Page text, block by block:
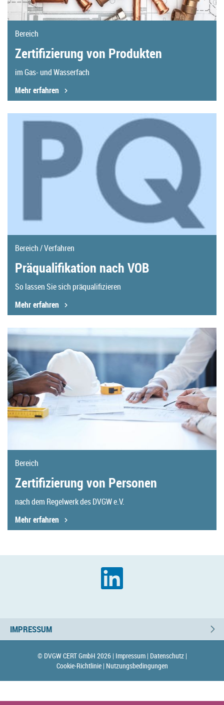
Bereich
Zertifizierung von Produkten
im Gas- und Wasserfach
Mehr erfahren
Bereich / Verfahren
Präqualifikation nach VOB
So lassen Sie sich präqualifizieren
Mehr erfahren
Bereich
Zertifizierung von Personen
nach dem Regelwerk des DVGW e.V.
Mehr erfahren
IMPRESSUM
© DVGW CERT GmbH 2026 | Impressum | Datenschutz |
Cookie-Richtlinie | Nutzungsbedingungen